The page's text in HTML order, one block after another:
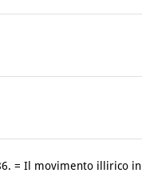
= Il movimento illirico in